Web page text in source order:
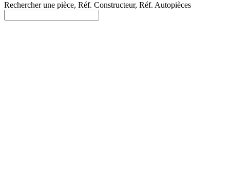
Rechercher une pièce, Réf. Constructeur, Réf. Autopièces